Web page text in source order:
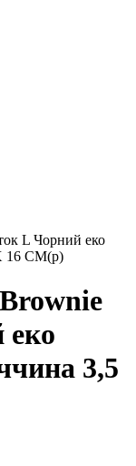
L Чорний еко
16 CM(р)
еко
3,5